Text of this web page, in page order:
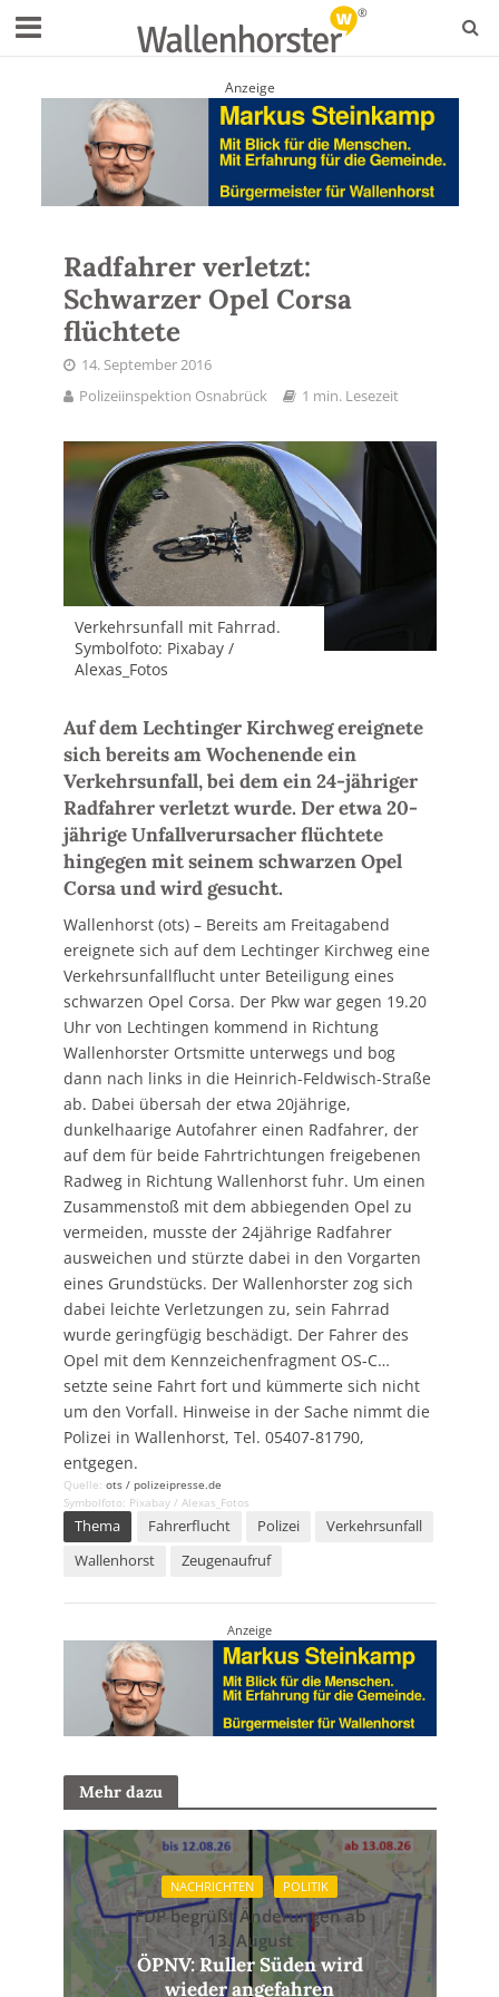
Anzeige
Radfahrer verletzt:
Schwarzer Opel Corsa
flüchtete
14. September 2016
Polizeiinspektion Osnabrück
1 min. Lesezeit
Verkehrsunfall mit Fahrrad.
Symbolfoto: Pixabay /
Alexas_Fotos
Auf dem Lechtinger Kirchweg ereignete
sich bereits am Wochenende ein
Verkehrsunfall, bei dem ein 24-jähriger
Radfahrer verletzt wurde. Der etwa 20-
jährige Unfallverursacher flüchtete
hingegen mit seinem schwarzen Opel
Corsa und wird gesucht.
Wallenhorst (ots) – Bereits am Freitagabend
ereignete sich auf dem Lechtinger Kirchweg eine
Verkehrsunfallflucht unter Beteiligung eines
schwarzen Opel Corsa. Der Pkw war gegen 19.20
Uhr von Lechtingen kommend in Richtung
Wallenhorster Ortsmitte unterwegs und bog
dann nach links in die Heinrich-Feldwisch-Straße
ab. Dabei übersah der etwa 20jährige,
dunkelhaarige Autofahrer einen Radfahrer, der
auf dem für beide Fahrtrichtungen freigebenen
Radweg in Richtung Wallenhorst fuhr. Um einen
Zusammenstoß mit dem abbiegenden Opel zu
vermeiden, musste der 24jährige Radfahrer
ausweichen und stürzte dabei in den Vorgarten
eines Grundstücks. Der Wallenhorster zog sich
dabei leichte Verletzungen zu, sein Fahrrad
wurde geringfügig beschädigt. Der Fahrer des
Opel mit dem Kennzeichenfragment OS-C…
setzte seine Fahrt fort und kümmerte sich nicht
um den Vorfall. Hinweise in der Sache nimmt die
Polizei in Wallenhorst, Tel. 05407-81790,
entgegen.
Quelle: ots / polizeipresse.de
Symbolfoto: Pixabay / Alexas_Fotos
Thema Fahrerflucht Polizei
Verkehrsunfall
Wallenhorst
Zeugenaufruf
Anzeige
Mehr dazu
NACHRICHTEN POLITIK
FDP begrüßt Änderungen ab
13. August
ÖPNV: Ruller Süden wird
wieder angefahren